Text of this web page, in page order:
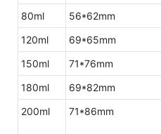
80ml
56*62mm
120ml
69*65mm
150ml
71*76mm
180ml
69*82mm
200ml
71*86mm